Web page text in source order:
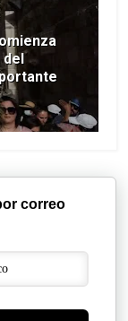
del
correo